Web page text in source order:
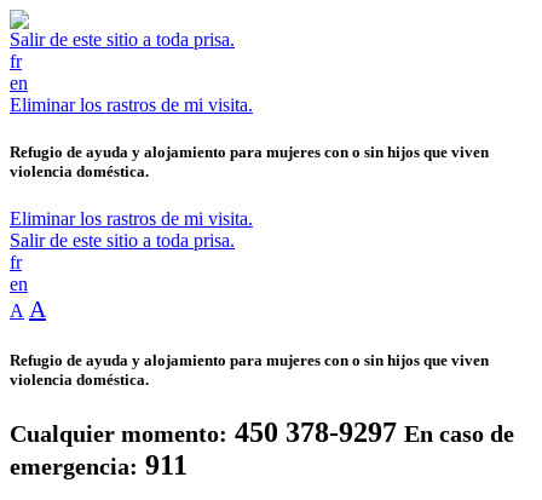
Salir de este sitio a toda prisa.
fr
en
Eliminar los rastros de mi visita.
Refugio de ayuda y alojamiento para mujeres con o sin hijos que viven
violencia doméstica.
Eliminar los rastros de mi visita.
Salir de este sitio a toda prisa.
fr
en
A A
Refugio de ayuda y alojamiento para mujeres con o sin hijos que viven
violencia doméstica.
Cualquier momento: 450 378-9297 En caso de
emergencia: 911